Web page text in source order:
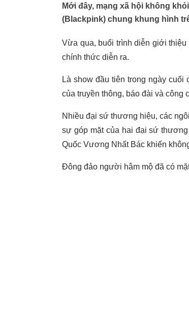
Mới đây, mạng xã hội không
(Blackpink) chung khung hình
Vừa qua, buổi trình diễn giới
chính thức diễn ra.
Là show đầu tiên trong ngày
của truyền thông, báo đài và công
Nhiều đại sứ thương hiệu, các
sự góp mặt của hai đại sứ
Quốc Vương Nhất Bác khiến
Đông đảo người hâm mộ đã có